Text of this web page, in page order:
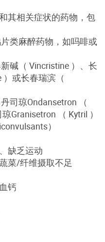
其相关症状的药物，包
类麻醉药物，如吗啡或
碱（ Vincristine ）、长
或长春瑞滨（
司琼Ondansetron （
Granisetron （ Kytril ）
）
缺乏运动
菜/纤维摄取不足
钙